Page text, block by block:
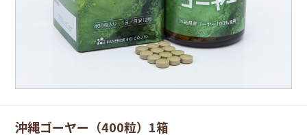
沖縄ゴーヤー（400粒）1箱